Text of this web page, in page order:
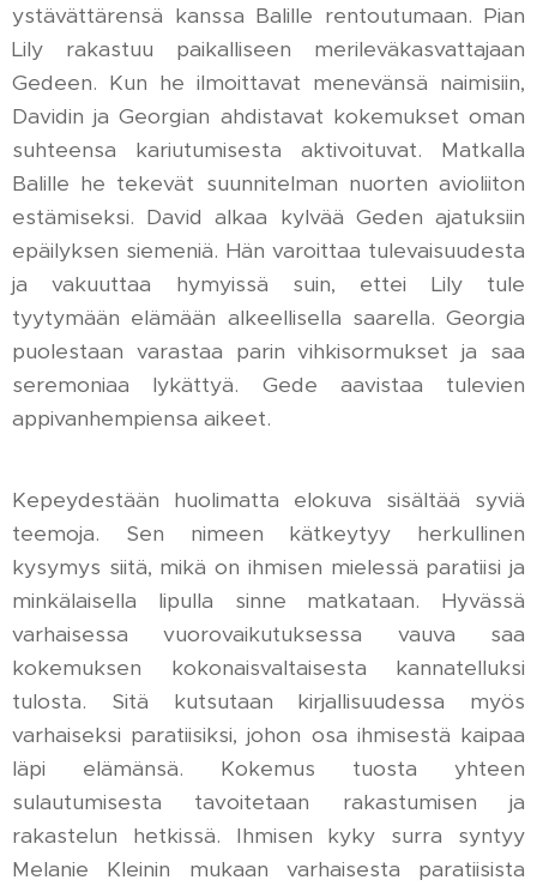
ystävättärensä kanssa Balille rentoutumaan. Pian
Lily rakastuu paikalliseen merileväkasvattajaan
Gedeen. Kun he ilmoittavat menevänsä naimisiin,
Davidin ja Georgian ahdistavat kokemukset oman
suhteensa kariutumisesta aktivoituvat. Matkalla
Balille he tekevät suunnitelman nuorten avioliiton
estämiseksi. David alkaa kylvää Geden ajatuksiin
epäilyksen siemeniä. Hän varoittaa tulevaisuudesta
ja vakuuttaa hymyissä suin, ettei Lily tule
tyytymään elämään alkeellisella saarella. Georgia
puolestaan varastaa parin vihkisormukset ja saa
seremoniaa lykättyä. Gede aavistaa tulevien
appivanhempiensa aikeet.
Kepeydestään huolimatta elokuva sisältää syviä
teemoja. Sen nimeen kätkeytyy herkullinen
kysymys siitä, mikä on ihmisen mielessä paratiisi ja
minkälaisella lipulla sinne matkataan. Hyvässä
varhaisessa vuorovaikutuksessa vauva saa
kokemuksen kokonaisvaltaisesta kannatelluksi
tulosta. Sitä kutsutaan kirjallisuudessa myös
varhaiseksi paratiisiksi, johon osa ihmisestä kaipaa
läpi elämänsä. Kokemus tuosta yhteen
sulautumisesta tavoitetaan rakastumisen ja
rakastelun hetkissä. Ihmisen kyky surra syntyy
Melanie Kleinin mukaan varhaisesta paratiisista